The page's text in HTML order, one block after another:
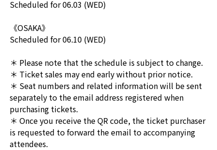
Scheduled for 06.03 (WED)
《OSAKA》
Scheduled for 06.10 (WED)
＊ Please note that the schedule is subject to change.
＊ Ticket sales may end early without prior notice.
＊ Seat numbers and related information will be sent
separately to the email address registered when
purchasing tickets.
＊ Once you receive the QR code, the ticket purchaser
is requested to forward the email to accompanying
attendees.